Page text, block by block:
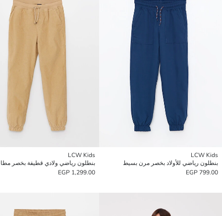
LCW Kids
بنطلون رياضي للأولاد بخصر مرن بسيط
799.00 EGP
LCW Kids
1,299.00 EGP